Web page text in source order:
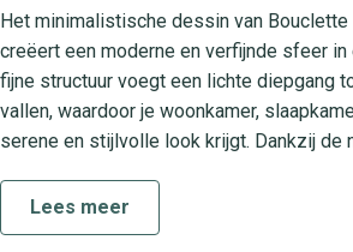
Het minimalistische dessin van
creëert een moderne en verfijnde sfeer in
fijne structuur voegt een lichte diepgang
vallen, waardoor je woonkamer,
serene en stijlvolle look krijgt. Dankzij de
klassieke meubelen als stoere,
een eigentijds interieur.
Lees meer